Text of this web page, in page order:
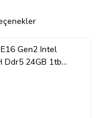
Gen2 Intel
Ddr5 24GB 1tb
16" Wuxga IPS
+ Zetta